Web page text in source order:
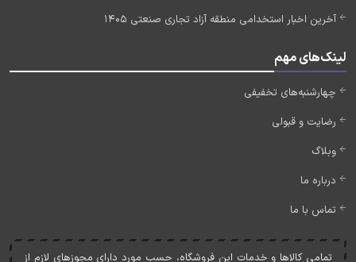
آخرین اخبار استخدامی منطقه آزاد تجاری صنعتی 1405
لینک‌های مهم
چهارشنبه‌های تخفیفی
رضایت و قبولی
وبلاگ
درباره ما
تماس با ما
تمامی کالاها و خدمات اين فروشگاه، حسب مورد دارای مجوزهای لازم از